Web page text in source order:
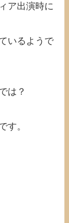
ア出演時に
いるようで
は？
す。